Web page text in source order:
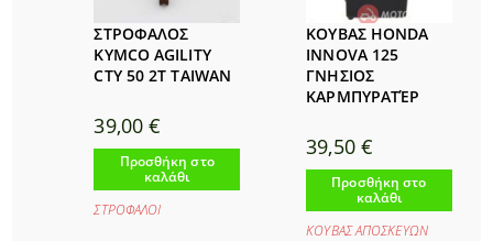
ΣΤΡΟΦΑΛΟΣ
KYMCO AGILITY
CTY 50 2T TAIWAN
39,00€
Προσθήκη στο
καλάθι
ΣΤΡΟΦΑΛΟΙ
ΚΟΥΒΑΣ HONDA
INNOVA 125
ΓΝΗΣΙΟΣ
ΚΑΡΜΠΥΡΑΤΈΡ
39,50 €
Προσθήκη στο
καλάθι
ΚΟΥΒΑΣ ΑΠΟΣΚΕΥΩΝ